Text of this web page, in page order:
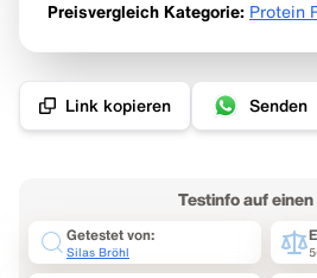
Preisvergleich Kategorie: Protein
Link kopieren Senden
Testinfo auf einen
Getestet von:
Silas Bröhl